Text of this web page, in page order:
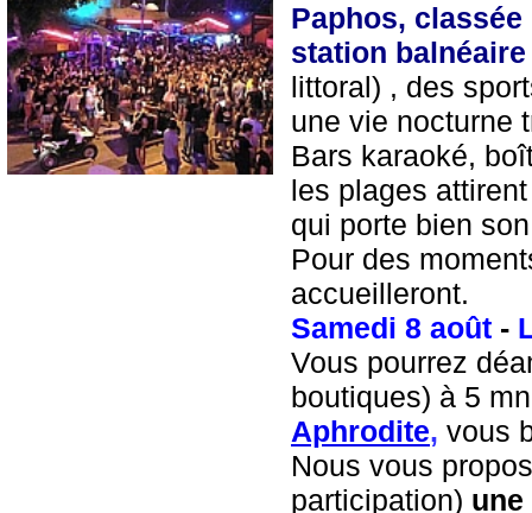
Paphos, classée
station
littoral) , des
une vie nocturne
Bars karaoké,
les plages
qui porte bien
Pour des
accueilleront.
Samedi 8 août -
Vous pourrez
boutiques) à 5
Aphrodite, vous
Nous vous
participation) une